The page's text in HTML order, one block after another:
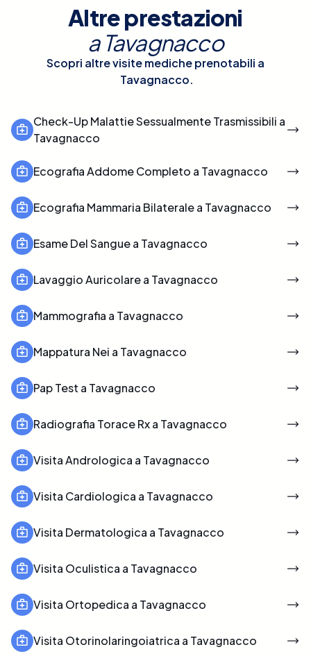
Altre prestazioni
a Tavagnacco
Scopri altre visite mediche prenotabili a
Tavagnacco.
Check-Up Malattie Sessualmente Trasmissibili a
Tavagnacco
Ecografia Addome Completo a Tavagnacco
Ecografia Mammaria Bilaterale a Tavagnacco
Esame Del Sangue a Tavagnacco
Lavaggio Auricolare a Tavagnacco
Mammografia a Tavagnacco
Mappatura Nei a Tavagnacco
Pap Test a Tavagnacco
Radiografia Torace Rx a Tavagnacco
Visita Andrologica a Tavagnacco
Visita Cardiologica a Tavagnacco
Visita Dermatologica a Tavagnacco
Visita Oculistica a Tavagnacco
Visita Ortopedica a Tavagnacco
Visita Otorinolaringoiatrica a Tavagnacco